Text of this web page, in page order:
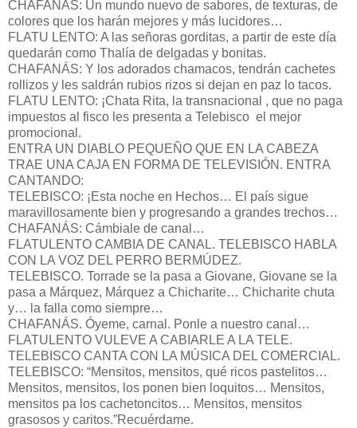
CHAFANÁS: Un mundo nuevo de sabores, de texturas, de
colores que los harán mejores y más lucidores…
FLATU LENTO: A las señoras gorditas, a partir de este día
quedarán como Thalía de delgadas y bonitas.
CHAFANÁS: Y los adorados chamacos, tendrán cachetes
rollizos y les saldrán rubios rizos si dejan en paz lo tacos.
FLATU LENTO: ¡Chata Rita, la transnacional , que no paga
impuestos al fisco les presenta a Telebisco el mejor
promocional.
ENTRA UN DIABLO PEQUEÑO QUE EN LA CABEZA
TRAE UNA CAJA EN FORMA DE TELEVISIÓN. ENTRA
CANTANDO:
TELEBISCO: ¡Esta noche en Hechos… El país sigue
maravillosamente bien y progresando a grandes trechos…
CHAFANÁS: Cámbiale de canal…
FLATULENTO CAMBIA DE CANAL. TELEBISCO HABLA
CON LA VOZ DEL PERRO BERMÚDEZ.
TELEBISCO. Torrade se la pasa a Giovane, Giovane se la
pasa a Márquez, Márquez a Chicharite… Chicharite chuta
y… la falla como siempre…
CHAFANÁS. Óyeme, carnal. Ponle a nuestro canal…
FLATULENTO VULEVE A CABIARLE A LA TELE.
TELEBISCO CANTA CON LA MÚSICA DEL COMERCIAL.
TELEBISCO: “Mensitos, mensitos, qué ricos pastelitos…
Mensitos, mensitos, los ponen bien loquitos… Mensitos,
mensitos pa los cachetoncitos… Mensitos, mensitos
grasosos y caritos.”Recuérdame.